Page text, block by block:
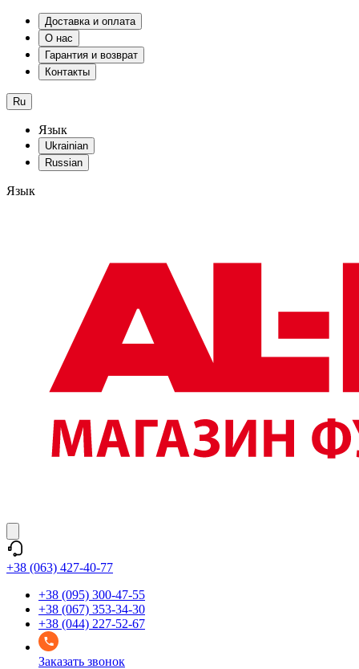
Доставка и оплата
О нас
Гарантия и возврат
Контакты
Ru
Язык
Ukrainian
Russian
Язык
+38 (063) 427-40-77
+38 (095) 300-47-55
+38 (067) 353-34-30
+38 (044) 227-52-67
Заказать звонок